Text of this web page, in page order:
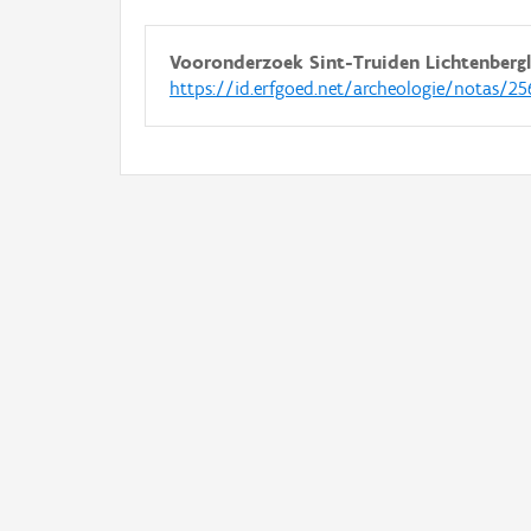
Vooronderzoek Sint-Truiden
https://id.erfgoed.net/archeologie/notas/